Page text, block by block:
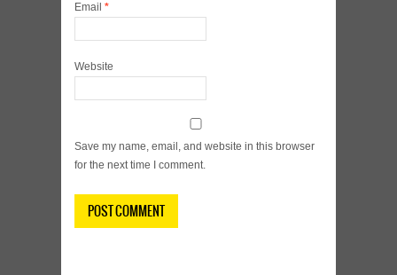
Email *
Website
Save my name, email, and website in this browser
for the next time I comment.